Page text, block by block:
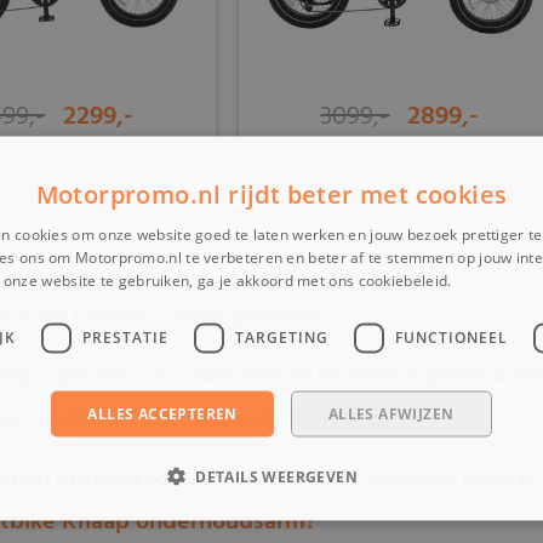
2299,- 3099,- 2899,-
-
is de Fatbike Knaap geschikt?
is geschikt voor volwassenen die recreatief of sportief
zijn geschikt voor de Knaap?
uitstekend op zand, sneeuw, modder, onverharde paden en
Knaap onderhoudsarm?
Motorpromo.nl rijdt beter met cookies
cookies om onze website goed te laten werken en jouw bezoek prettiger
ons om Motorpromo.nl te verbeteren en beter af te stemmen op jouw
onze website te gebruiken, ga je akkoord met ons cookiebeleid.
PRESTATIE TARGETING FUNCTIONEEL
ALLES ACCEPTEREN ALLES AFWIJZEN
DETAILS WEERGEVEN